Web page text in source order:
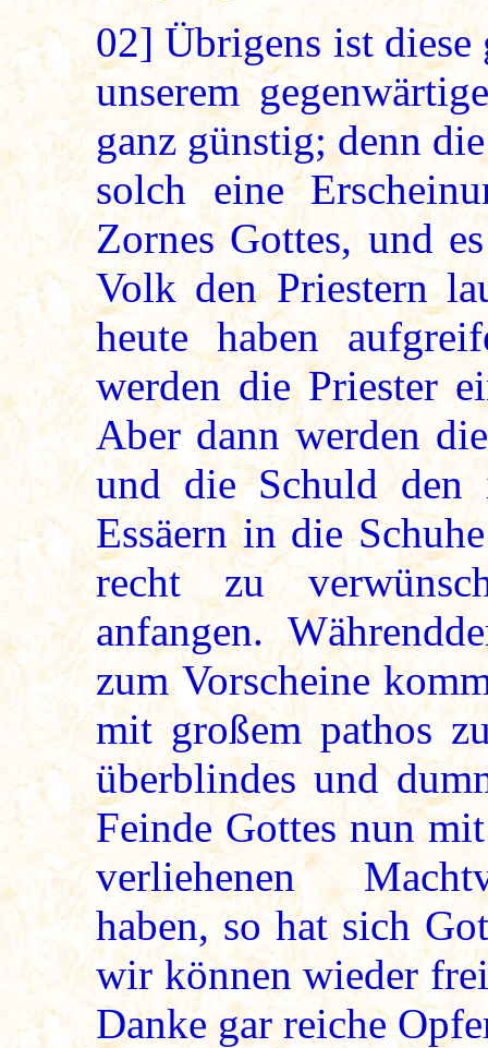
02]Übrigens ist diese
unserem
ganz günstig; denn
solch eine
Zornes Gottes, und
Volk den Priestern
heute haben
werden die Priester
Aber dann werden
und die Schuld den
Essäern in die
recht zu
anfangen.
zum Vorscheine
mit großem pathos
überblindes und
Feinde Gottes nun
verliehenen
haben, so hat sich
wir können wieder
Danke gar reiche